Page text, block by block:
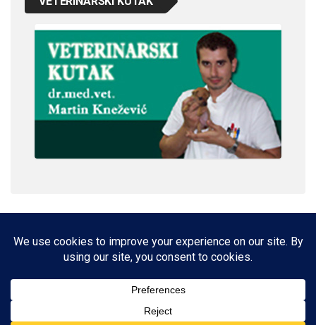
IMPRESSUM